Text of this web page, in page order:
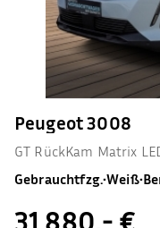
Peugeot 3008
GT RückKam Matrix
Gebrauchtfzg.•Weiß•
31.880,- €